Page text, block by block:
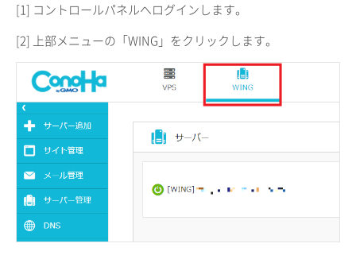
[1] コントロールパネルへログインします。
[2] 上部メニューの「WING」をクリックします。